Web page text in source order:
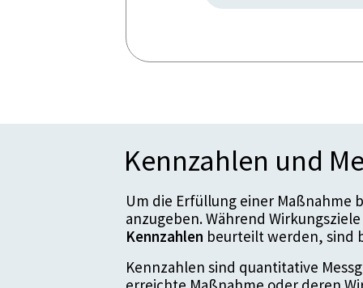
Kennzahlen und
Um die Erfüllung einer
anzugeben. Während
Kennzahlen beurteilt werden, sind
Kennzahlen sind quantitative